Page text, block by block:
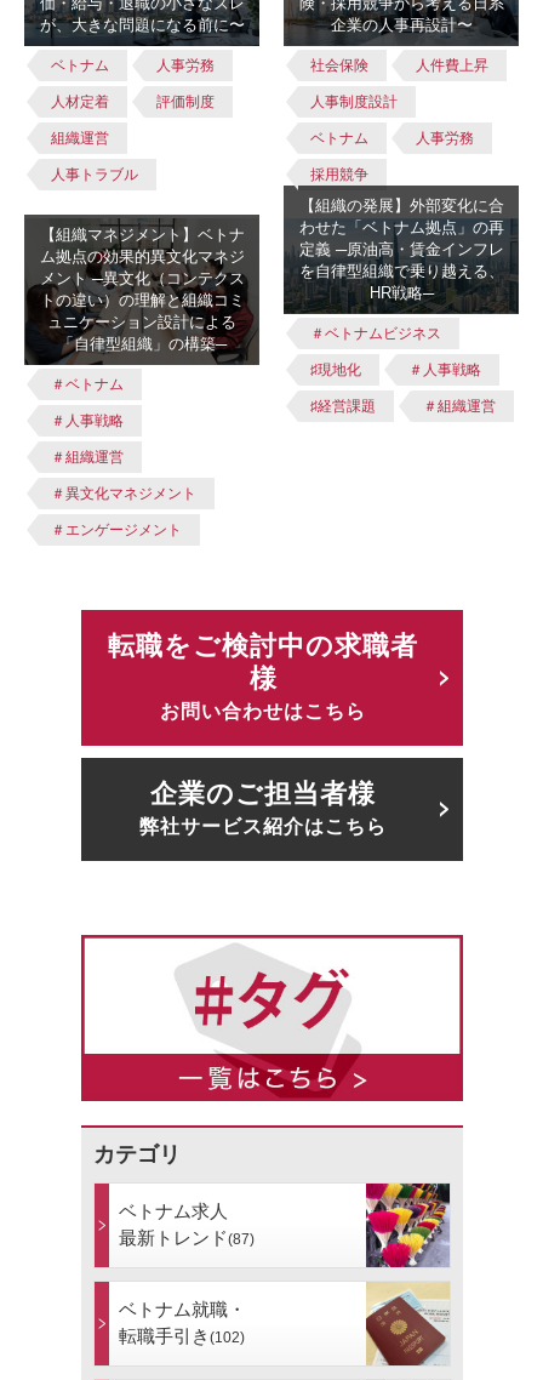
が、大きな問題になる前に〜
ベトナム 人事労務
人材定着 評価制度
組織運営
人事トラブル
企業の人事再設計〜
社会保険 人件費上昇
人事制度設計
ベトナム 人事労務
採用競争
【組織マネジメント】ベトナ
ム拠点の効果的異文化マネジ
メント ─異文化（コンテクス
トの違い）の理解と組織コミ
ュニケーション設計による
「自律型組織」の構築─
＃ベトナム
＃人事戦略
＃組織運営
＃異文化マネジメント
＃エンゲージメント
【組織の発展】外部変化に合
わせた「ベトナム拠点」の再
定義 ─原油高・賃金インフレ
を自律型組織で乗り越える、
HR戦略─
＃ベトナムビジネス
♯現地化 ＃人事戦略
♯経営課題 ＃組織運営
転職をご検討中の求職者
様
お問い合わせはこちら
企業のご担当者様
弊社サービス紹介はこちら
カテゴリ
ベトナム求人
最新トレンド(87)
ベトナム就職・
転職手引き (102)